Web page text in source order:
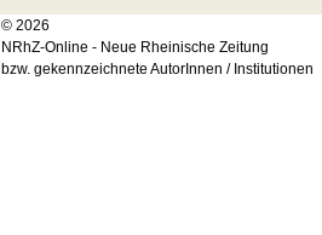
© 2026
NRhZ-Online - Neue Rheinische Zeitung
bzw. gekennzeichnete AutorInnen / Institutionen